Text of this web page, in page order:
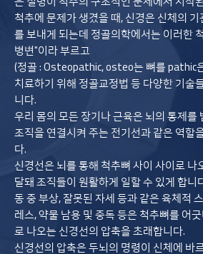
척추에 문제가 생겼을 때, 신경은 신체의
를 보내게 되는데 정골의학에서는 이러한
병변"이라 부르고
(정골 : Osteopathic, osteo는 뼈를 pathic
치료하기 위해 정골교정법 등 다양한 기술
니다.
우리 몸의 모든 장기나 근육은 뇌의 통제를
조직을 연결시켜 주는 전기선과 같은 역할
다.
신경선은 뇌를 통해 척추뼈 사이 사이로 나
달돼 조직들이 원활하게 일할 수 있게 합니
동 중 부상, 잘못된 자세 등과 같은 육체적
레스, 약물 남용 및 중독 등은 척추뼈를 어
로 나오는 신경선의 압축을 초래합니다.
신경선의 압축은 두뇌의 명령이 신체에 바